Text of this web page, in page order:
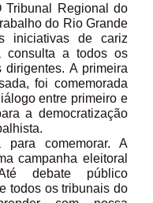
Tribunal Regional do
do Rio Grande
iniciativas de cariz
consulta a todos os
A primeira
foi comemorada
entre primeiro e
a democratização
comemorar. A
campanha eleitoral
debate público
todos os tribunais do